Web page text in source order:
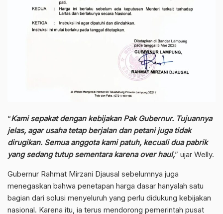
“Kami sepakat dengan kebijakan Pak Gubernur. Tujuannya
jelas, agar usaha tetap berjalan dan petani juga tidak
dirugikan. Semua anggota kami patuh, kecuali dua pabrik
yang sedang tutup sementara karena over haul,” ujar Welly.
Gubernur Rahmat Mirzani Djausal sebelumnya juga
menegaskan bahwa penetapan harga dasar hanyalah satu
bagian dari solusi menyeluruh yang perlu didukung kebijakan
nasional. Karena itu, ia terus mendorong pemerintah pusat